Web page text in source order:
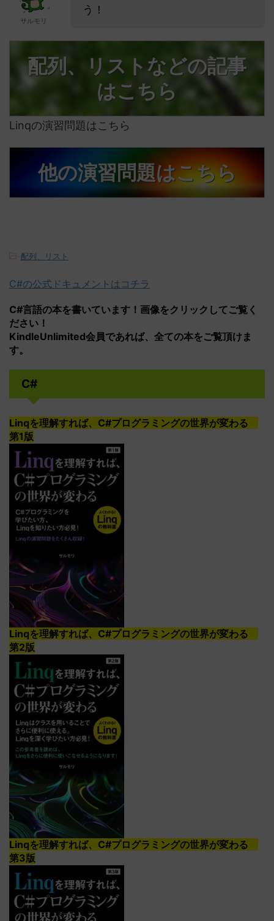
サルモリ
う！
配列、リストなどの記事
はこちら
Linqの演習問題はこちら
他の演習問題はこちら
配列、リスト
C#の公式ドキュメントはコチラ
C#言語の本を書いています！画像をクリックしてご覧く
ださい！
KindleUnlimited会員であれば、全ての本をご覧頂けま
す。
C#
Linqを理解すれば、C#プログラミングの世界が変わる
第1版
Linqを理解すれば、C#プログラミングの世界が変わる
第2版
Linqを理解すれば、C#プログラミングの世界が変わる
第3版